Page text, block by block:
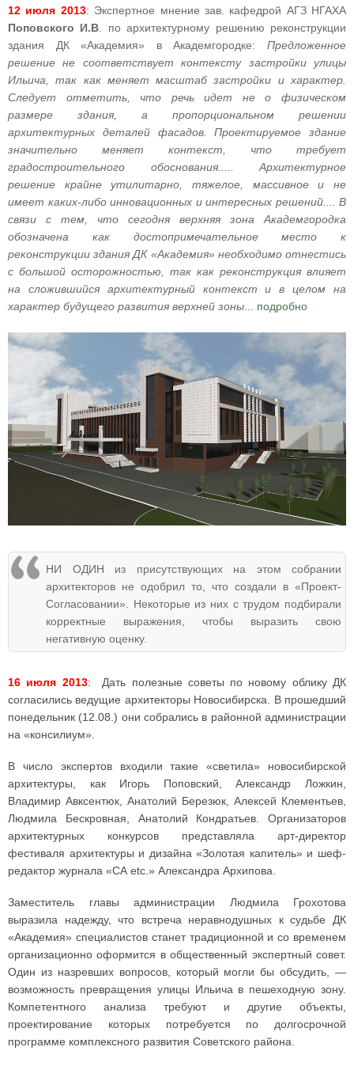
12 июля 2013: Экспертное мнение зав. кафедрой АГЗ НГАХА
Поповского И.В . по архитектурному решению реконструкции
здания ДК «Академия» в Академгородке: Предложенное
решение не соответствует контексту застройки улицы
Ильича, так как меняет масштаб застройки и характер.
Следует отметить, что речь идет не о физическом
размере здания, а пропорциональном решении
архитектурных деталей фасадов. Проектируемое здание
значительно меняет контекст, что требует
градостроительного обоснования..... Архитектурное
решение крайне утилитарно, тяжелое, массивное и не
имеет каких-либо инновационных и интересных решений.... В
связи с тем, что сегодня верхняя зона Академгородка
обозначена как достопримечательное место к
реконструкции здания ДК «Академия» необходимо отнестись
с большой осторожностью, так как реконструкция влияет
на сложившийся архитектурный контекст и в целом на
характер будущего развития верхней зоны
подробно
НИ ОДИН из присутствующих на этом собрании
архитекторов не одобрил то, что создали в «Проект-
Согласовании». Некоторые из них с трудом подбирали
корректные выражения, чтобы выразить свою
негативную оценку.
16 июля 2013: Дать полезные советы по новому облику ДК
согласились ведущие архитекторы Новосибирска. В прошедший
понедельник (12.08.) они собрались в районной администрации
на «консилиум».
В число экспертов входили такие «светила» новосибирской
архитектуры, как Игорь Поповский, Александр Ложкин,
Владимир Авксентюк, Анатолий Березюк, Алексей Клементьев,
Людмила Бескровная, Анатолий Кондратьев. Организаторов
архитектурных конкурсов представляла арт-директор
фестиваля архитектуры и дизайна «Золотая капитель» и шеф-
редактор журнала «СА etc.» Александра Архипова.
Заместитель главы администрации Людмила Грохотова
выразила надежду, что встреча неравнодушных к судьбе ДК
«Академия» специалистов станет традиционной и со временем
организационно оформится в общественный экспертный совет.
Один из назревших вопросов, который могли бы обсудить, —
возможность превращения улицы Ильича в пешеходную зону.
Компетентного анализа требуют и другие объекты,
проектирование которых потребуется по долгосрочной
программе комплексного развития Советского района.